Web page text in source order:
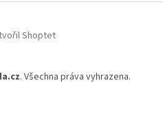
Shoptet
. Všechna práva vyhrazena.